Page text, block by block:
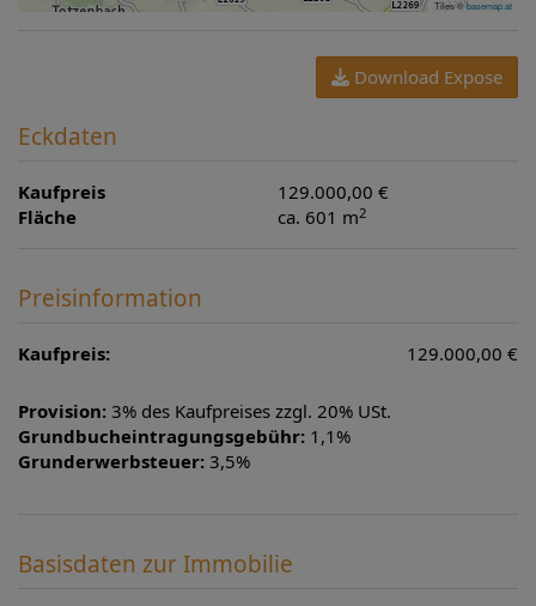
Tiles ©basemap.at
Download Expose
Eckdaten
Kaufpreis
129.000,00 €
Fläche
ca. 601 m2
Preisinformation
Kaufpreis: 129.000,00 €
Provision: 3% des Kaufpreises zzgl. 20% USt.
Grundbucheintragungsgebühr: 1,1%
Grunderwerbsteuer: 3,5%
Basisdaten zur Immobilie